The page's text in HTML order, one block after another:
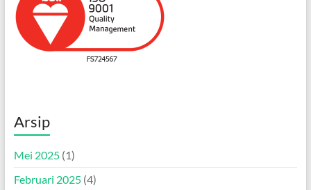
Arsip
Mei 2025(1)
Februari 2025(4)